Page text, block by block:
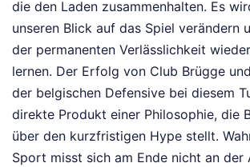
die den Laden zusammenhalten. Es
unseren Blick auf das Spiel verändern
der permanenten Verlässlichkeit
lernen. Der Erfolg von Club Brügge
der belgischen Defensive bei diesem
direkte Produkt einer Philosophie, die
über den kurzfristigen Hype stellt.
Sport misst sich am Ende nicht an der